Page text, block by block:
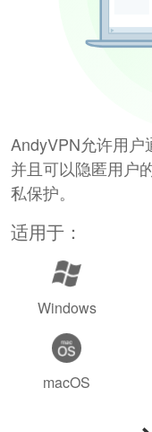
AndyVPN允许用户
并且可以隐匿用户
私保护。
适用于：
Windows
macOS